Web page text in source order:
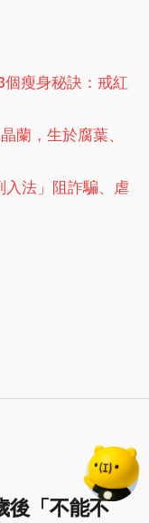
瘦身秘訣：戒紅
蘭，生於腐葉、
入法」阻詐騙、虐
後「不能不